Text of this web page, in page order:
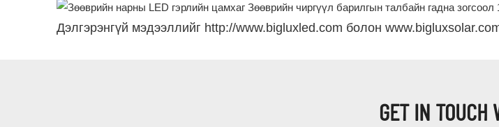
Дэлгэрэнгүй мэдээллийг http://www.bigluxled.com болон
GET IN TOUCH